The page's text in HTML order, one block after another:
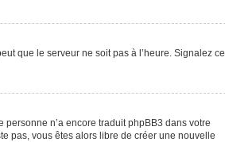
que le serveur ne soit pas à l’heure. Signalez ce
n’a encore traduit phpBB3 dans votre
pas, vous êtes alors libre de créer une nouvelle